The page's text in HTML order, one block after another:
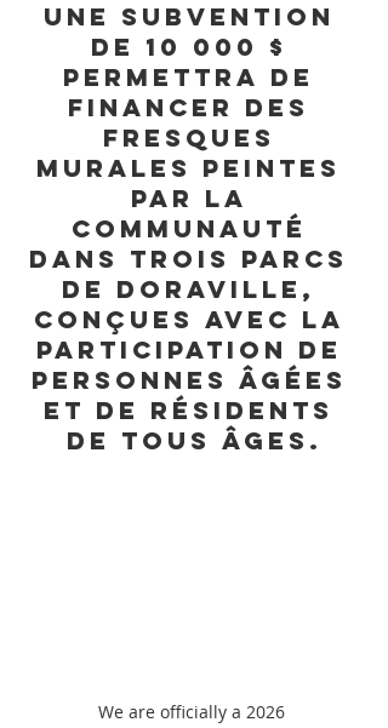
Une subvention
de 10 000 $
permettra de
financer des
fresques
murales peintes
par la
communauté
dans trois parcs
de Doraville,
conçues avec la
participation de
personnes âgées
et de résidents
de tous âges.
We are officially a 2026